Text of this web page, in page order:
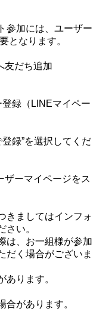
参加には、ユーザー
となります。
友だち追加
録（LINEマイペー
録”を選択してくだ
ザーマイページをス
きましてはインフォ
さい。
は、お一組様が参加
だく場合がございま
ります。
があります。